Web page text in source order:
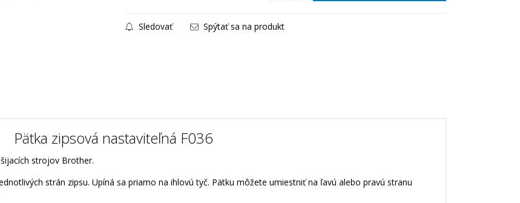
Sledovať Spýtať sa na produkt
Pätka zipsová nastaviteľná F036
strojov Brother.
strán zipsu. Upíná sa priamo na ihlovú tyč. Pätku môžete umiestniť na ľavú alebo pravú stranu